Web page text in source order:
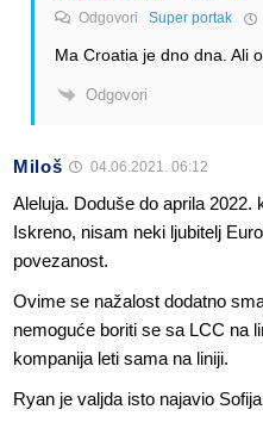
Odgovori Super portak
Ma Croatia je dno dna. Ali
Odgovori
Miloš 04.06.2021. 06:12
Aleluja. Doduše do aprila
Iskreno, nisam neki ljubitelj
povezanost.
Ovime se nažalost dodatno
nemoguće boriti se sa LCC na
kompanija leti sama na liniji.
Ryan je valjda isto najavio